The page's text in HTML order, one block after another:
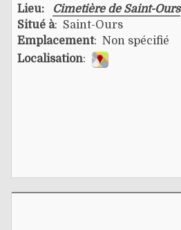
Lieu:
Cimetière de Saint-Ours
Situé à: Saint-Ours
Emplacement: Non spécifié
Localisation: